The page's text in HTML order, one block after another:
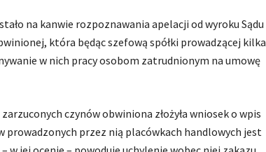
na kanwie rozpoznawania apelacji od wyroku Sądu
która będąc szefową spółki prowadzącej kilka
w nich pracy osobom zatrudnionym na umowę
czynów obwiniona złożyła wniosek o wpis
prowadzonych przez nią placówkach handlowych jest